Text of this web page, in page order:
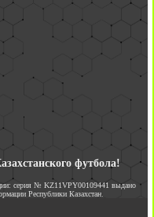
футбола!
серия № KZ11VPY00109441 выдано
Республики Казахстан.